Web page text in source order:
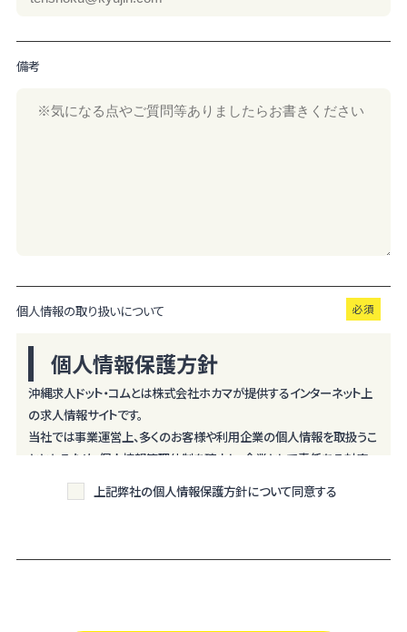
備考
個人情報の取り扱いについて
個人情報保護方針
沖縄求人ドット・コムとは株式会社ホカマが提供するインターネット上
の求人情報サイトです。
当社では事業運営上、多くのお客様や利用企業の個人情報を取扱うこ
ととなるため、個人情報管理体制を確立し、企業として責任ある対応
を実現するものとします。
個人情報は特定された利用目的の達成に必要な範囲で利用し、目的
上記弊社の個人情報保護方針について同意する